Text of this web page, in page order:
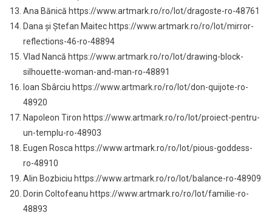
Ana Bănică https://www.artmark.ro/ro/lot/dragoste-ro-48761
Dana și Ștefan Maitec https://www.artmark.ro/ro/lot/mirror-
reflections-46-ro-48894
Vlad Nancă https://www.artmark.ro/ro/lot/drawing-block-
silhouette-woman-and-man-ro-48891
Ioan Sbârciu https://www.artmark.ro/ro/lot/don-quijote-ro-
48920
Napoleon Tiron https://www.artmark.ro/ro/lot/proiect-pentru-
un-templu-ro-48903
Eugen Rosca https://www.artmark.ro/ro/lot/pious-goddess-
ro-48910
Alin Bozbiciu https://www.artmark.ro/ro/lot/balance-ro-48909
Dorin Coltofeanu https://www.artmark.ro/ro/lot/familie-ro-
48893